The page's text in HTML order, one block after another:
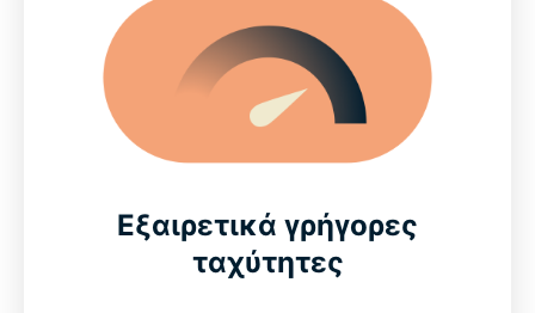
Εξαιρετικά γρήγορες
ταχύτητες